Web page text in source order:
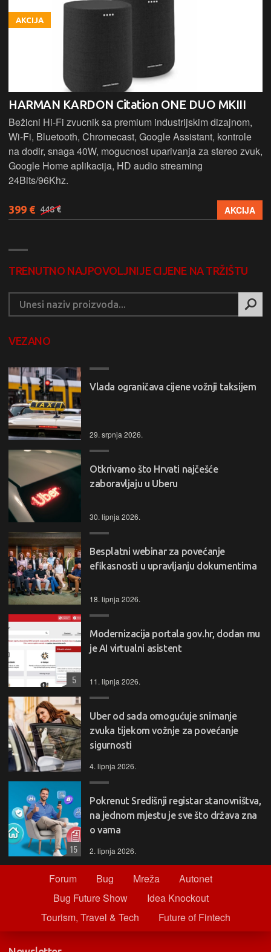
AKCIJA
HARMAN KARDON Citation ONE DUO MKIII
Bežicni Hi-Fi zvucnik sa premium industrijskim dizajnom,
Wi-Fi, Bluetooth, Chromecast, Google Assistant, kontrole
na dodir, snaga 40W, mogucnost uparivanja za stereo zvuk,
Google Home aplikacija, HD audio streaming
24Bits/96Khz.
399 € 448 € AKCIJA
TRENUTNO NAJPOVOLJNIJE CIJENE NA TRŽIŠTU
VEZANO
Vlada ograničava cijene vožnji taksijem
29. srpnja 2026.
Otkrivamo što Hrvati najčešće
zaboravljaju u Uberu
30. lipnja 2026.
Besplatni webinar za povećanje
efikasnosti u upravljanju dokumentima
18. lipnja 2026.
Modernizacija portala gov.hr, dodan mu
je AI virtualni asistent
11. lipnja 2026.
5
Uber od sada omogućuje snimanje
zvuka tijekom vožnje za povećanje
sigurnosti
4. lipnja 2026.
Pokrenut Središnji registar stanovništva,
na jednom mjestu je sve što država zna
o vama
2. lipnja 2026.
15
Forum Bug Mreža
Autonet
Bug Future Show
Idea Knockout
Tourism, Travel & Tech
Future of Fintech